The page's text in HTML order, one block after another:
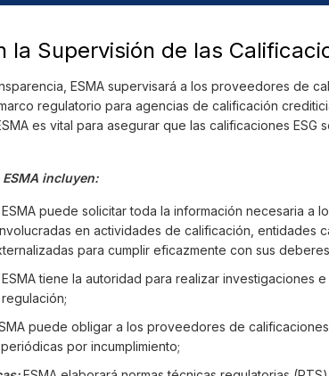
la Supervisión de las
ESMA supervisará a los proveedores de
regulatorio para agencias de calificación
es vital para asegurar que las calificaciones ESG
incluyen:
puede solicitar toda la información necesaria a
en actividades de calificación, entidades
para cumplir eficazmente con sus
tiene la autoridad para realizar investigaciones
puede obligar a los proveedores de
por incumplimiento;